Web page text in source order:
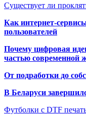
Существует ли
Как интернет-
пользователей
Почему цифровая
частью современной
От подработки до
В Беларуси
Футболки с DTF